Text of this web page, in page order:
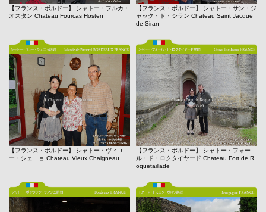
【フランス・ボルドー】 シャトー・フルカ・
オスタン Chateau Fourcas Hosten
【フランス・ボルドー】 シャトー・サン・ジ
ャック・ド・シラン Chateau Saint Jacque
de Siran
【フランス・ボルドー】 シャトー・ヴィユ
ー・シェニョ Chateau Vieux Chaigneau
【フランス・ボルドー】 シャトー・フォー
ル・ド・ロクタイヤード Chateau Fort de R
oquetaillade